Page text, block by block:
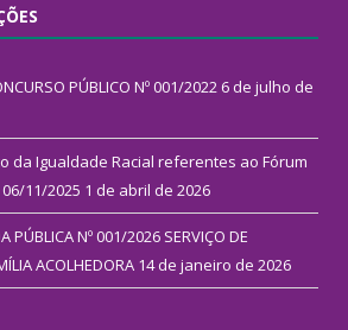
PÚBLICO Nº 001/2022 6 de julho de
da Igualdade Racial referentes ao Fórum
11/2025 1 de abril de 2026
PÚBLICA Nº 001/2026 SERVIÇO DE
ACOLHEDORA 14 de janeiro de 2026